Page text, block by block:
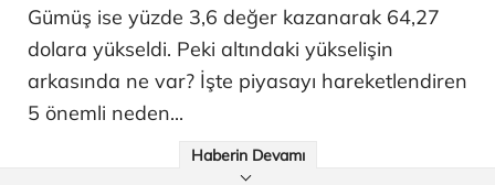
Gümüş ise yüzde 3,6 değer kazanarak 64,27
dolara yükseldi. Peki altındaki yükselişin
arkasında ne var? İşte piyasayı hareketlendiren
5 önemli neden...
Haberin Devamı